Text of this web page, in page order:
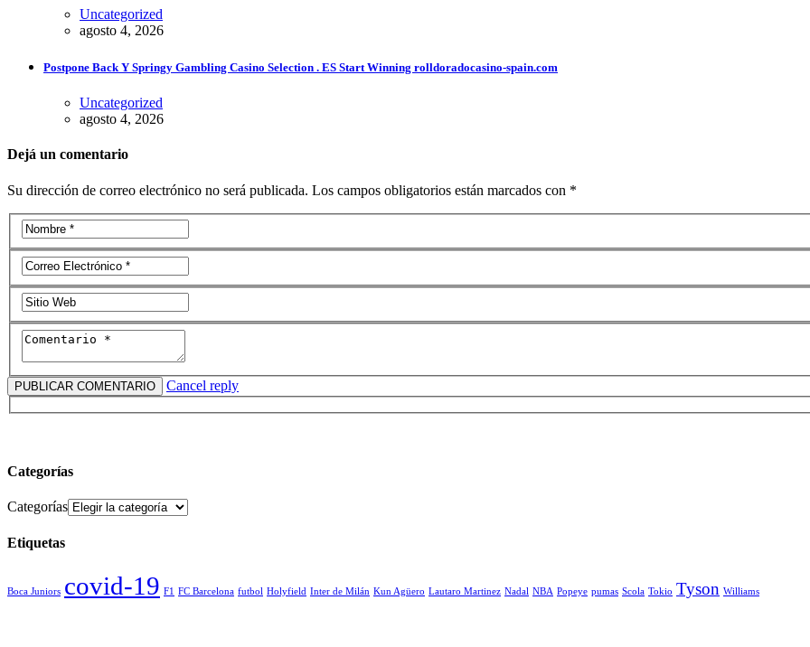
Uncategorized
agosto 4, 2026
Postpone Back Y Springy Gambling Casino Selection . ES Start Winning rolldoradocasino-spain.com
Uncategorized
agosto 4, 2026
Dejá un comentario
Su dirección de correo electrónico no será publicada. Los campos obligatorios están marcados con *
Cancel reply
Categorías
Categorías
Etiquetas
Boca Juniors covid-19 F1 FC Barcelona futbol Holyfield Inter de Milán Kun Agüero Lautaro Martinez Nadal NBA Popeye pumas Scola Tokio Tyson Williams